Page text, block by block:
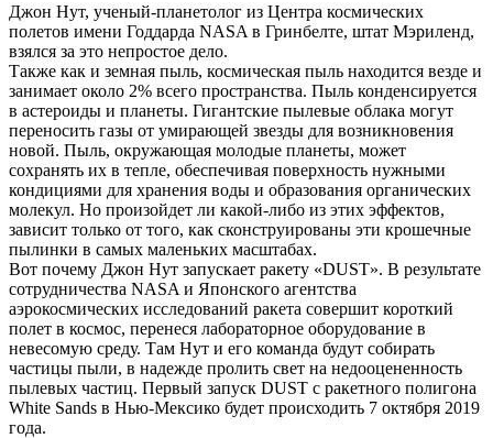
Джон Нут, ученый-планетолог из Центра космических
полетов имени Годдарда NASA в Гринбелте, штат Мэриленд,
взялся за это непростое дело.
Также как и земная пыль, космическая пыль находится везде и
занимает около 2% всего пространства. Пыль конденсируется
в астероиды и планеты. Гигантские пылевые облака могут
переносить газы от умирающей звезды для возникновения
новой. Пыль, окружающая молодые планеты, может
сохранять их в тепле, обеспечивая поверхность нужными
кондициями для хранения воды и образования органических
молекул. Но произойдет ли какой-либо из этих эффектов,
зависит только от того, как сконструированы эти крошечные
пылинки в самых маленьких масштабах.
Вот почему Джон Нут запускает ракету «DUST». В результате
сотрудничества NASA и Японского агентства
аэрокосмических исследований ракета совершит короткий
полет в космос, перенеся лабораторное оборудование в
невесомую среду. Там Нут и его команда будут собирать
частицы пыли, в надежде пролить свет на недооцененность
пылевых частиц. Первый запуск DUST с ракетного полигона
White Sands в Нью-Мексико будет происходить 7 октября 2019
года.